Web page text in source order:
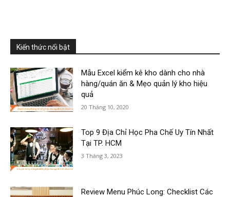
Kiến thức nổi bật
Mẫu Excel kiểm kê kho dành cho nhà
hàng/quán ăn & Mẹo quản lý kho hiệu
quả
20 Tháng 10, 2020
Top 9 Địa Chỉ Học Pha Chế Uy Tín Nhất
Tại TP. HCM
3 Tháng 3, 2023
Review Menu Phúc Long: Checklist Các